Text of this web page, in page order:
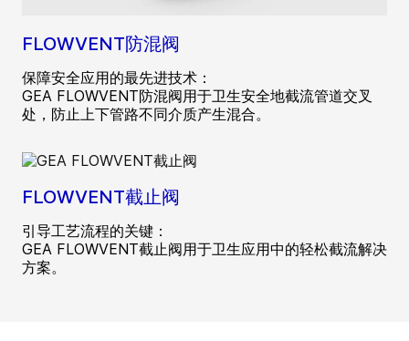
FLOWVENT防混阀
保障安全应用的最先进技术：
GEA FLOWVENT防混阀用于卫生安全地截流管道交叉
处，防止上下管路不同介质产生混合。
FLOWVENT截止阀
引导工艺流程的关键：
GEA FLOWVENT截止阀用于卫生应用中的轻松截流解决
方案。